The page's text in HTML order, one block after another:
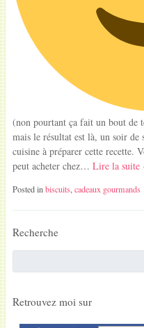
(non pourtant ça fait un bout de
mais le résultat est là, un soir de
cuisine à préparer cette recette.
peut acheter chez… Lire la
Posted inbiscuits, cadeaux gourmands
Recherche
Retrouvez moi sur